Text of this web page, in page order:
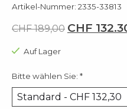
Artikel-Nummer: 2335-33813
CHF 189,00 CHF
Auf Lager
Bitte wählen Sie: *